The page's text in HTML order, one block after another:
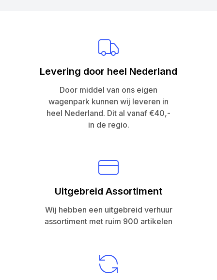
Levering door heel Nederland
Door middel van ons eigen
wagenpark kunnen wij leveren in
heel Nederland. Dit al vanaf €40,-
in de regio.
Uitgebreid Assortiment
Wij hebben een uitgebreid verhuur
assortiment met ruim 900 artikelen